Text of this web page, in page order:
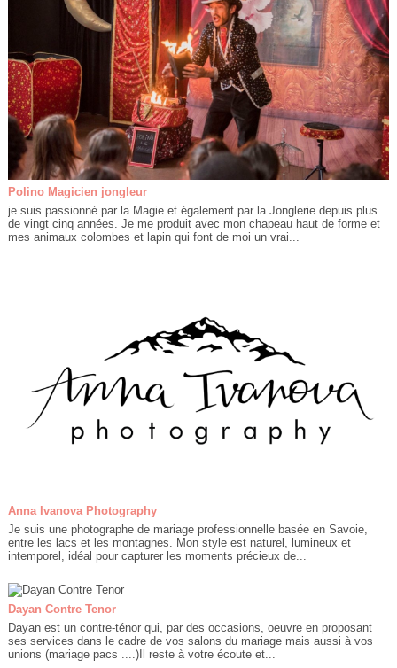
Polino Magicien jongleur
je suis passionné par la Magie et également par la Jonglerie depuis plus
de vingt cinq années. Je me produit avec mon chapeau haut de forme et
mes animaux colombes et lapin qui font de moi un vrai...
Anna Ivanova Photography
Je suis une photographe de mariage professionnelle basée en Savoie,
entre les lacs et les montagnes. Mon style est naturel, lumineux et
intemporel, idéal pour capturer les moments précieux de...
Dayan Contre Tenor
Dayan est un contre-ténor qui, par des occasions, oeuvre en proposant
ses services dans le cadre de vos salons du mariage mais aussi à vos
unions (mariage pacs ....)Il reste à votre écoute et...